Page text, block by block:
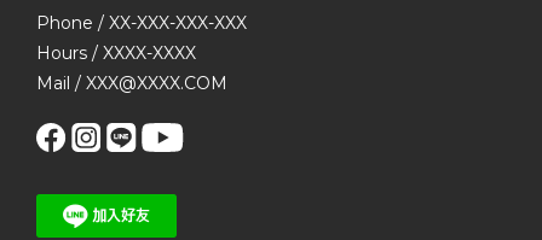
Phone / XX-XXX-XXX-XXX
Hours / XXXX-XXXX
Mail / XXX@XXXX.COM